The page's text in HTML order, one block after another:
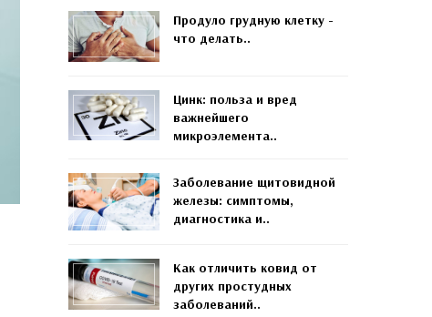
Продуло грудную клетку -
что делать..
Цинк: польза и вред
важнейшего
микроэлемента..
Заболевание щитовидной
железы: симптомы,
диагностика и..
Как отличить ковид от
других простудных
заболеваний..